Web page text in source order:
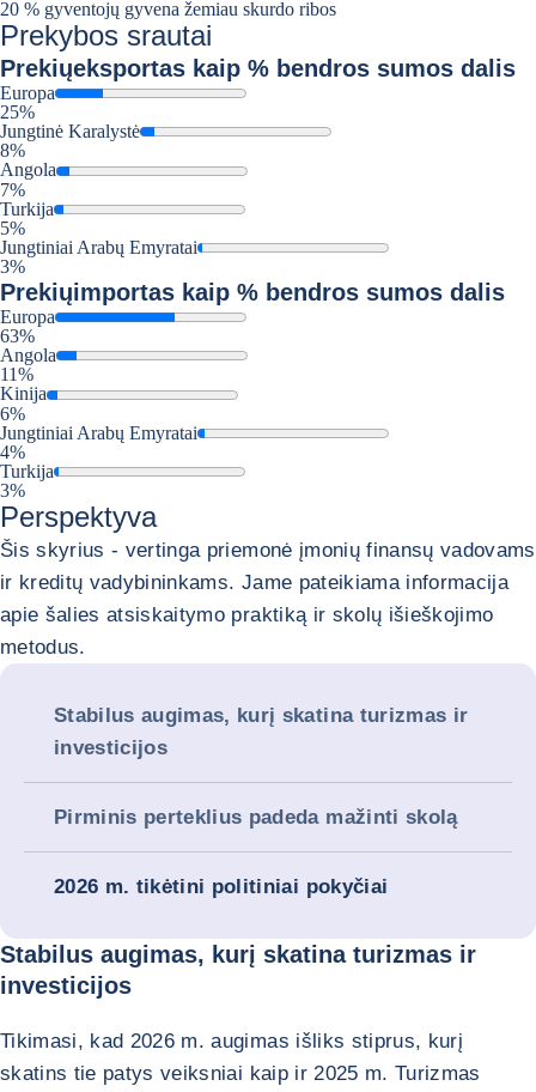
20 % gyventojų gyvena žemiau skurdo ribos
Prekybos srautai
Prekiųeksportas kaip % bendros sumos dalis
Europa
25%
Jungtinė Karalystė
8%
Angola
7%
Turkija
5%
Jungtiniai Arabų Emyratai
3%
Prekiųimportas kaip % bendros sumos dalis
Europa
63%
Angola
11%
Kinija
6%
Jungtiniai Arabų Emyratai
4%
Turkija
3%
Perspektyva
Šis skyrius - vertinga priemonė įmonių finansų vadovams
ir kreditų vadybininkams. Jame pateikiama informacija
apie šalies atsiskaitymo praktiką ir skolų išieškojimo
metodus.
Stabilus augimas, kurį skatina turizmas ir
investicijos
Pirminis perteklius padeda mažinti skolą
2026 m. tikėtini politiniai pokyčiai
Stabilus augimas, kurį skatina turizmas ir
investicijos
Tikimasi, kad 2026 m. augimas išliks stiprus, kurį
skatins tie patys veiksniai kaip ir 2025 m. Turizmas